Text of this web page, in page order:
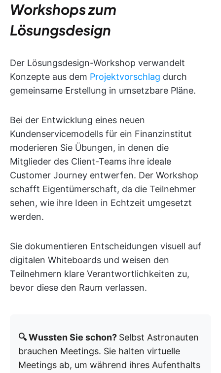
Workshops zum
Lösungsdesign
Der Lösungsdesign-Workshop verwandelt
Konzepte aus dem Projektvorschlag durch
gemeinsame Erstellung in umsetzbare Pläne.
Bei der Entwicklung eines neuen
Kundenservicemodells für ein Finanzinstitut
moderieren Sie Übungen, in denen die
Mitglieder des Client-Teams ihre ideale
Customer Journey entwerfen. Der Workshop
schafft Eigentümerschaft, da die Teilnehmer
sehen, wie ihre Ideen in Echtzeit umgesetzt
werden.
Sie dokumentieren Entscheidungen visuell auf
digitalen Whiteboards und weisen den
Teilnehmern klare Verantwortlichkeiten zu,
bevor diese den Raum verlassen.
🔍 Wussten Sie schon? Selbst Astronauten
brauchen Meetings. Sie halten virtuelle
Meetings ab, um während ihres Aufenthalts